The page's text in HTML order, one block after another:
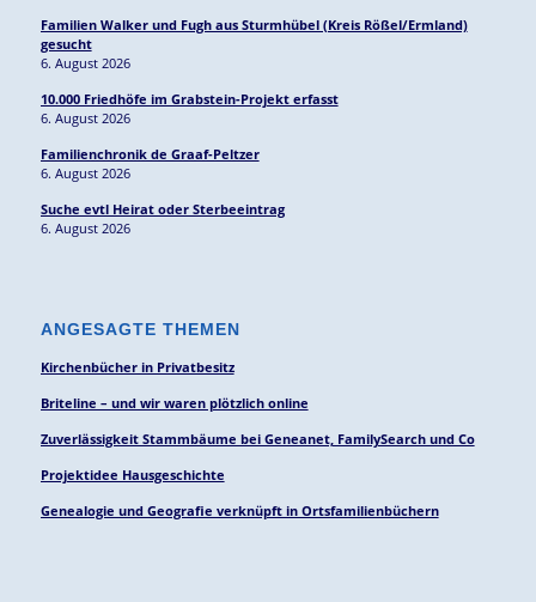
Familien Walker und Fugh aus Sturmhübel (Kreis Rößel/Ermland)
gesucht
6. August 2026
10.000 Friedhöfe im Grabstein-Projekt erfasst
6. August 2026
Familienchronik de Graaf-Peltzer
6. August 2026
Suche evtl Heirat oder Sterbeeintrag
6. August 2026
ANGESAGTE THEMEN
Kirchenbücher in Privatbesitz
Briteline – und wir waren plötzlich online
Zuverlässigkeit Stammbäume bei Geneanet, FamilySearch und Co
Projektidee Hausgeschichte
Genealogie und Geografie verknüpft in Ortsfamilienbüchern